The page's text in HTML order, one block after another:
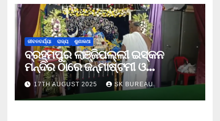
ଜୀବନଚର୍ଯ୍ୟା ରାଜ୍ୟ ଶୁଣାକଥା
ବ୍ରହ୍ମପୁର ଲାଞ୍ଜିପଲ୍ଲୀ ଇସ୍କନ
ମନ୍ଦିର ଠାରେ ଜନ୍ମାଷ୍ଟମୀ ଓ
ନନ୍ଦୋତ୍ସବ ପାଳିତ
17TH AUGUST 2025 SK BUREAU